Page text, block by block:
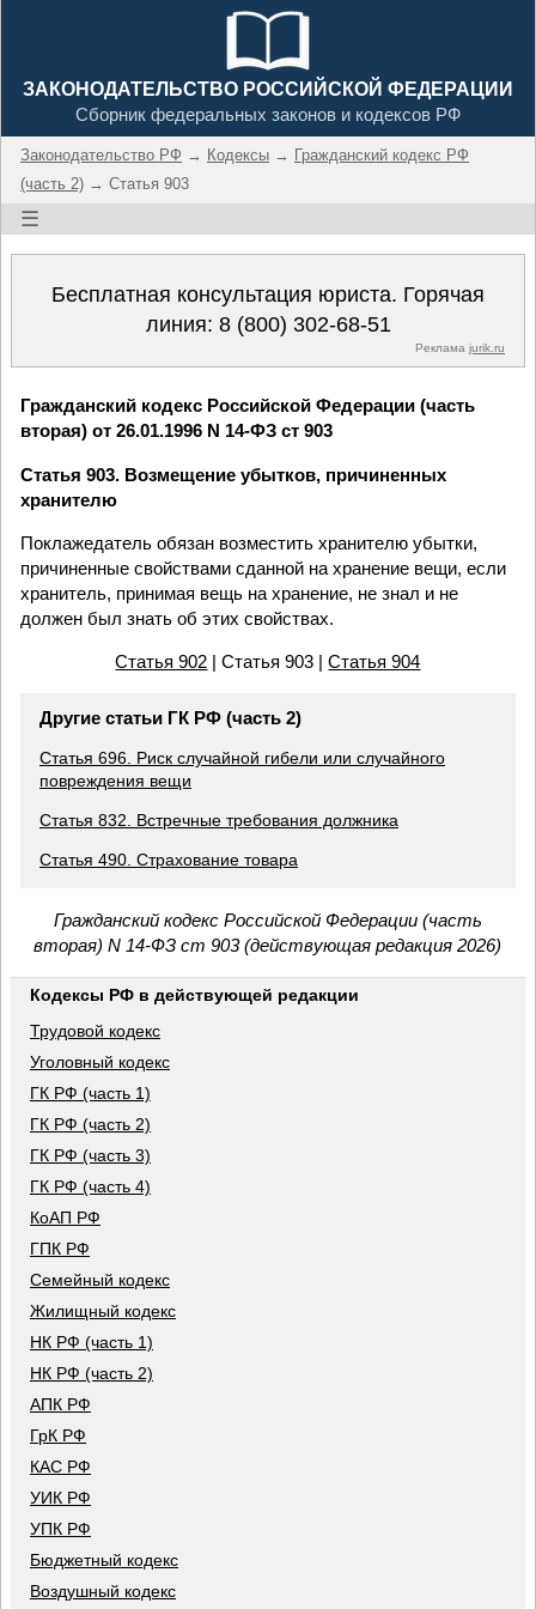
ЗАКОНОДАТЕЛЬСТВО РОССИЙСКОЙ ФЕДЕРАЦИИ
Сборник федеральных законов и кодексов РФ
Законодательство РФ → Кодексы → Гражданский кодекс РФ
(часть 2) → Статья 903
☰
Бесплатная консультация юриста. Горячая
линия: 8 (800) 302-68-51
Реклама jurik.ru
Гражданский кодекс Российской Федерации (часть
вторая) от 26.01.1996 N 14-ФЗ ст 903
Статья 903. Возмещение убытков, причиненных
хранителю
Поклажедатель обязан возместить хранителю убытки,
причиненные свойствами сданной на хранение вещи, если
хранитель, принимая вещь на хранение, не знал и не
должен был знать об этих свойствах.
Статья 902 | Статья 903 |Статья 904
Другие статьи ГК РФ (часть 2)
Статья 696. Риск случайной гибели или случайного
повреждения вещи
Статья 832. Встречные требования должника
Статья 490. Страхование товара
Гражданский кодекс Российской Федерации (часть
вторая) N 14-ФЗ ст 903 (действующая редакция 2026)
Кодексы РФ в действующей редакции
Трудовой кодекс
Уголовный кодекс
ГК РФ (часть 1)
ГК РФ (часть 2)
ГК РФ (часть 3)
ГК РФ (часть 4)
КоАП РФ
ГПК РФ
Семейный кодекс
Жилищный кодекс
НК РФ (часть 1)
НК РФ (часть 2)
АПК РФ
ГрК РФ
КАС РФ
УИК РФ
УПК РФ
Бюджетный кодекс
Воздушный кодекс